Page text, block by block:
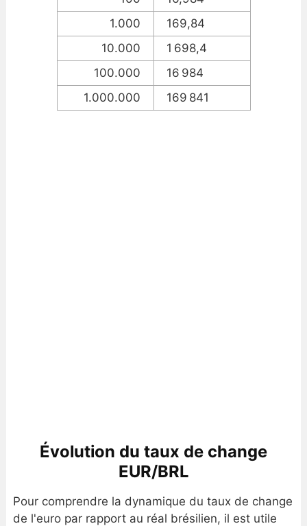
1.000
169,84
10.000
1 698,4
100.000
16 984
1.000.000
169 841
Évolution du taux de change
EUR/BRL
Pour comprendre la dynamique du taux de change
de l'euro par rapport au réal brésilien, il est utile